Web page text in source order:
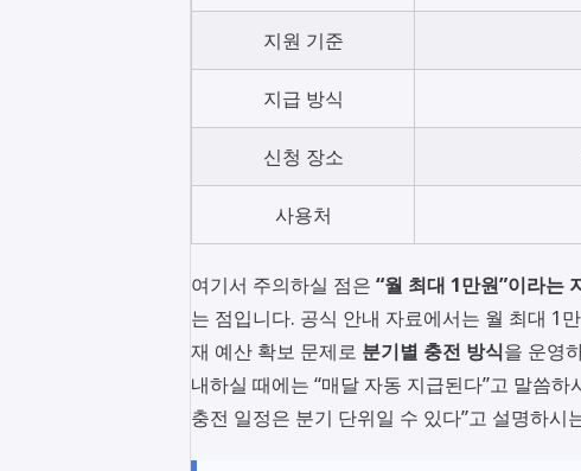
지원 기준
지급 방식
신청 장소
사용처
여기서 주의하실 점은 “월 최대 1만원”이라는
는 점입니다. 공식 안내 자료에서는 월 최대 1
재 예산 확보 문제로 분기별 충전 방식을 운영
내하실 때에는 “매달 자동 지급된다”고 말씀
충전 일정은 분기 단위일 수 있다”고 설명하시